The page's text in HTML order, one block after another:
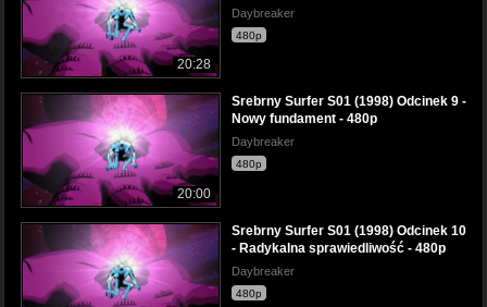
20:28
Daybreaker
480p
20:00
Srebrny Surfer S01 (1998) Odcinek 9 -
Nowy fundament - 480p
Daybreaker
480p
Srebrny Surfer S01 (1998) Odcinek 10
- Radykalna sprawiedliwość - 480p
Daybreaker
480p